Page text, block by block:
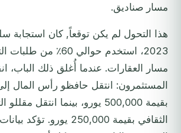
مسار صناديق.
هذا التحول لم يكن توقعاً, كان استجابة
2023، استخدم حوالي 60٪
مسار العقارات. عندما أُغلق ذلك الباب،
المستثمرون: انتقل حافظو رأس المال
بقيمة 500,000 يورو، بينما انتقل
الثقافي بقيمة 250,000 يورو.